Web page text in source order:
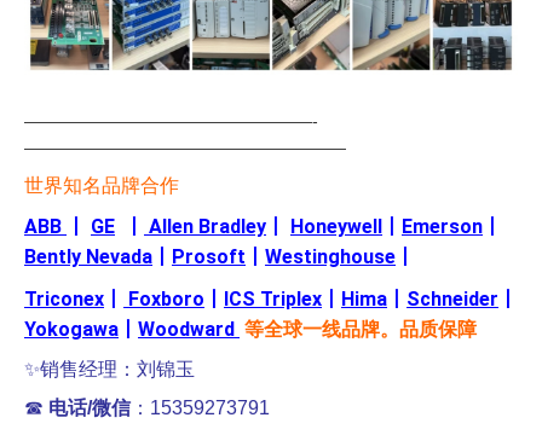
—————————————————-
———————————————————
世界知名品牌合作
ABB GE Allen Bradley Honeywell Emerson
Bently Nevada
Prosoft Westinghouse
Triconex
Foxboro ICS Triplex Hima Schneider
Yokogawa
Woodward 等全球一线品牌。品质保障
✨销售经理：刘锦玉
☎ 电话/微信：15359273791